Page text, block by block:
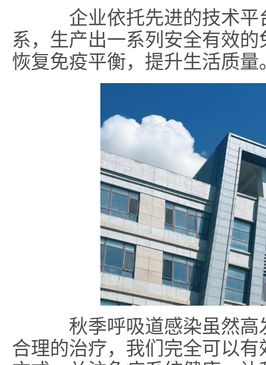
企业依托先进的技术平
系，生产出一系列安全有效
恢复免疫平衡，提升生活质量
秋季呼吸道感染虽然高
合理的治疗，我们完全可以